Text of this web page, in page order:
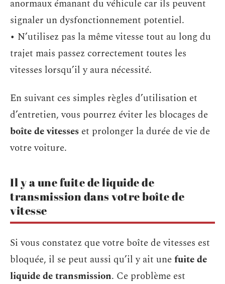
anormaux émanant du véhicule car ils peuvent
signaler un dysfonctionnement potentiel.
• N’utilisez pas la même vitesse tout au long du
trajet mais passez correctement toutes les
vitesses lorsqu’il y aura nécessité.
En suivant ces simples règles d’utilisation et
d’entretien, vous pourrez éviter les blocages de
boîte de vitesses et prolonger la durée de vie de
votre voiture.
Il y a une fuite de liquide de
transmission dans votre boîte de
vitesse
Si vous constatez que votre boîte de vitesses est
bloquée, il se peut aussi qu’il y ait unefuite de
liquide de transmission. Ce problème est